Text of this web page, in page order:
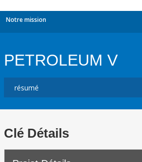
Notre mission
PETROLEUM V
Clé Détails